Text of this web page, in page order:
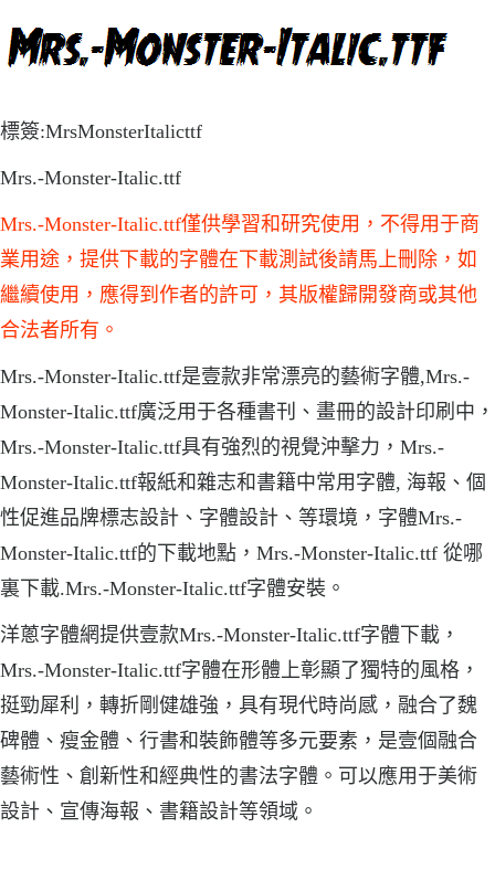
標簽:MrsMonsterItalicttf
Mrs.-Monster-Italic.ttf
Mrs.-Monster-Italic.ttf僅供學習和研究使用，不得用于商
業用途，提供下載的字體在下載測試後請馬上刪除，如
繼續使用，應得到作者的許可，其版權歸開發商或其他
合法者所有。
Mrs.-Monster-Italic.ttf是壹款非常漂亮的藝術字體,Mrs.-
Monster-Italic.ttf廣泛用于各種書刊、畫冊的設計印刷中，
Mrs.-Monster-Italic.ttf具有強烈的視覺沖擊力，Mrs.-
Monster-Italic.ttf報紙和雜志和書籍中常用字體, 海報、個
性促進品牌標志設計、字體設計、等環境，字體Mrs.-
Monster-Italic.ttf的下載地點，Mrs.-Monster-Italic.ttf 從哪
裏下載.Mrs.-Monster-Italic.ttf字體安裝。
洋蔥字體網提供壹款Mrs.-Monster-Italic.ttf字體下載，
Mrs.-Monster-Italic.ttf字體在形體上彰顯了獨特的風格，
挺勁犀利，轉折剛健雄強，具有現代時尚感，融合了魏
碑體、瘦金體、行書和裝飾體等多元要素，是壹個融合
藝術性、創新性和經典性的書法字體。可以應用于美術
設計、宣傳海報、書籍設計等領域。